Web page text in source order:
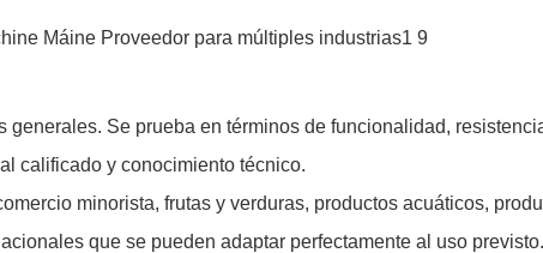
Se prueba en términos de funcionalidad,
calificado y conocimiento técnico.
minorista, frutas y verduras, productos acuáticos,
que se pueden adaptar perfectamente al uso previsto.